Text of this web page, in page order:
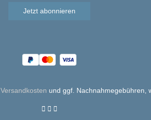
Jetzt abonnieren
Versandkosten und ggf. Nachnahmegebühren,